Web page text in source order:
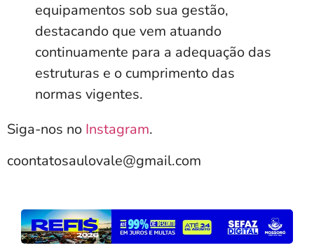
equipamentos sob sua gestão,
destacando que vem atuando
continuamente para a adequação das
estruturas e o cumprimento das
normas vigentes.
Siga-nos no Instagram.
coontatosaulovale@gmail.com